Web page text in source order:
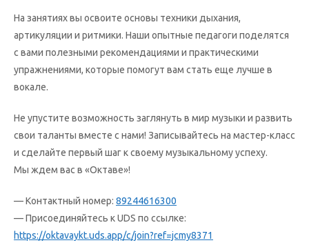
На занятиях вы освоите основы техники дыхания,
артикуляции и ритмики. Наши опытные педагоги поделятся
с вами полезными рекомендациями и практическими
упражнениями, которые помогут вам стать еще лучше в
вокале.
Не упустите возможность заглянуть в мир музыки и развить
свои таланты вместе с нами! Записывайтесь на мастер-класс
и сделайте первый шаг к своему музыкальному успеху.
Мы ждем вас в «Октаве»!
— Контактный номер: 89244616300
— Присоединяйтесь к UDS по ссылке:
https://oktavaykt.uds.app/c/join?ref=jcmy8371